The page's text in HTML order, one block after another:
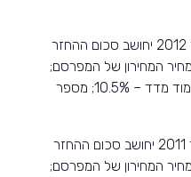
(יד) במקרה של רכב משנת ייצור 2012 יחושב סכום ההחזר
המחירון של המפרסם;
שיעור מימון –70%; ריבית קבועה צמוד מדד – 10.5%; מספר
(טו) במקרה של רכב משנת ייצור 2011 יחושב סכום ההחזר
המחירון של המפרסם;